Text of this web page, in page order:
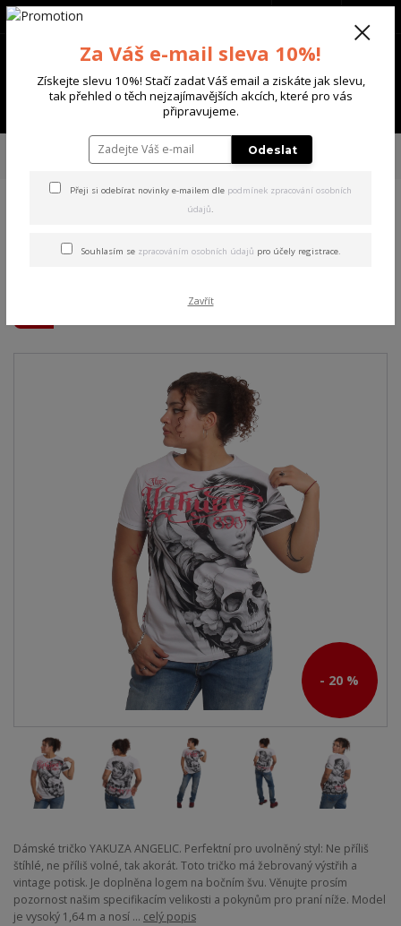
Menu
+420 702 136 620
TRIČKA & TÍLKA
Yakuza dámské tílko Angelic Urban
Crew Neck T-Shirt white 2XL
Urban Crew Neck T-Shirt
- 20 %
Dámské tričko YAKUZA ANGELIC. Perfektní pro uvolněný styl: Ne příliš
štíhlé, ne příliš volné, tak akorát. Toto tričko má žebrovaný výstřih a
vintage potisk. Je doplněna logem na bočním švu. Věnujte prosím
pozornost našim specifikacím velikosti a pokynům pro praní níže. Model
je vysoký 1,64 m a nosí ... celý popis
Za Váš e-mail sleva 10%!
Získejte slevu 10%! Stačí zadat Váš email a ziskáte jak slevu,
tak přehled o těch nejzajímavějších akcích, které pro vás
připravujeme.
Odeslat
Přeji si odebírat novinky e-mailem dle podmínek zpracování osobních
údajů.
Souhlasím se zpracováním osobních údajů pro účely registrace.
Zavřít